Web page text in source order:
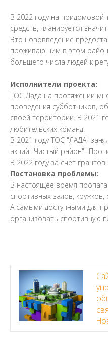
В 2022 году на придомовой
средств, планируется
Это нововведение
проживающим в этом
большего числа людей к
Исполнители проекта:
ТОС Лада на протяжении
проведения субботников,
своей территории. В 2021
любительских команд.
В 2021 году ТОС "ЛАДА"
акций "Чистый район"
В 2022 году за счет
Постановка проблемы:
В настоящее время
спортивных залов,
А самыми доступными для
организовать спортивную